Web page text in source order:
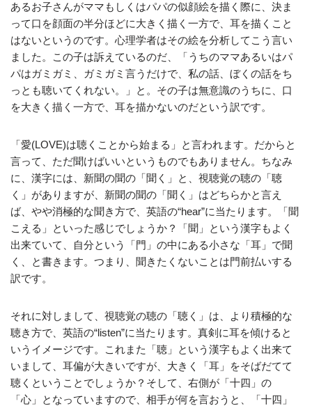
あるお子さんがママもしくはパパの似顔絵を描く際に、決ま
って口を顔面の半分ほどに大きく描く一方で、耳を描くこと
はないというのです。心理学者はその絵を分析してこう言い
ました。この子は訴えているのだ、「うちのママあるいはパ
パはガミガミ、ガミガミ言うだけで、私の話、ぼくの話をち
っとも聴いてくれない。」と。その子は無意識のうちに、口
を大きく描く一方で、耳を描かないのだという訳です。
「愛(LOVE)は聴くことから始まる」と言われます。だからと
言って、ただ聞けばいいというものでもありません。ちなみ
に、漢字には、新聞の聞の「聞く」と、視聴覚の聴の「聴
く」がありますが、新聞の聞の「聞く」はどちらかと言え
ば、やや消極的な聞き方で、英語の“hear”に当たります。「聞
こえる」といった感じでしょうか？「聞」という漢字もよく
出来ていて、自分という「門」の中にある小さな「耳」で聞
く、と書きます。つまり、聞きたくないことは門前払いする
訳です。
それに対しまして、視聴覚の聴の「聴く」は、より積極的な
聴き方で、英語の“listen”に当たります。真剣に耳を傾けると
いうイメージです。これまた「聴」という漢字もよく出来て
いまして、耳偏が大きいですが、大きく「耳」をそばだてて
聴くということでしょうか？そして、右側が「十四」の
「心」となっていますので、相手が何を言おうと、「十四」